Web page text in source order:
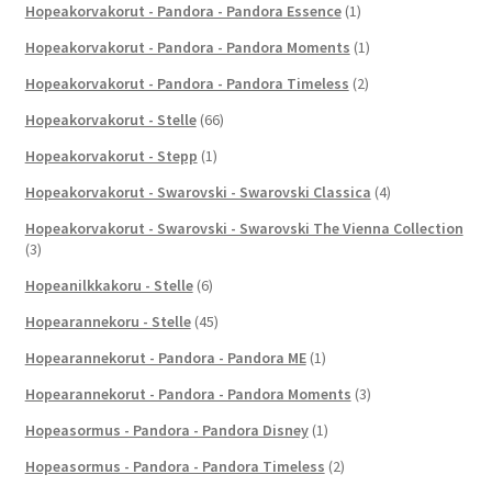
Hopeakorvakorut - Pandora - Pandora Essence (1)
Hopeakorvakorut - Pandora - Pandora Moments (1)
Hopeakorvakorut - Pandora - Pandora Timeless (2)
Hopeakorvakorut - Stelle (66)
Hopeakorvakorut - Stepp (1)
Hopeakorvakorut - Swarovski - Swarovski Classica (4)
Hopeakorvakorut - Swarovski - Swarovski The Vienna Collection
(3)
Hopeanilkkakoru - Stelle (6)
Hopearannekoru - Stelle (45)
Hopearannekorut - Pandora - Pandora ME (1)
Hopearannekorut - Pandora - Pandora Moments (3)
Hopeasormus - Pandora - Pandora Disney (1)
Hopeasormus - Pandora - Pandora Timeless (2)